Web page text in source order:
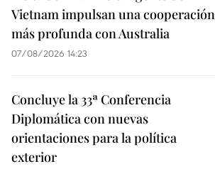
Vietnam impulsan una cooperación
más profunda con Australia
07/08/2026 14:23
Concluye la 33ª Conferencia
Diplomática con nuevas
orientaciones para la política
exterior